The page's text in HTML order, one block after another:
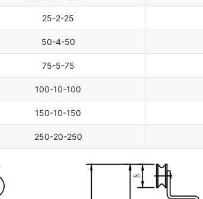
25-2-25
50-4-50
75-5-75
100-10-100
150-10-150
250-20-250